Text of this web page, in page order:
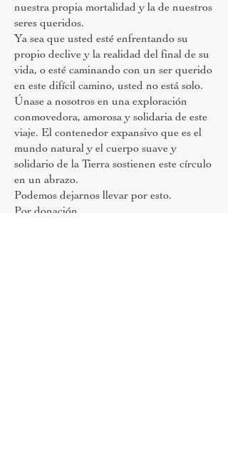
nuestra propia mortalidad y la de nuestros
seres queridos.
Ya sea que usted esté enfrentando su
propio declive y la realidad del final de su
vida, o esté caminando con un ser querido
en este difícil camino, usted no está solo.
Únase a nosotros en una exploración
conmovedora, amorosa y solidaria de este
viaje. El contenedor expansivo que es el
mundo natural y el cuerpo suave y
solidario de la Tierra sostienen este círculo
en un abrazo.
Podemos dejarnos llevar por esto.
Por donación.